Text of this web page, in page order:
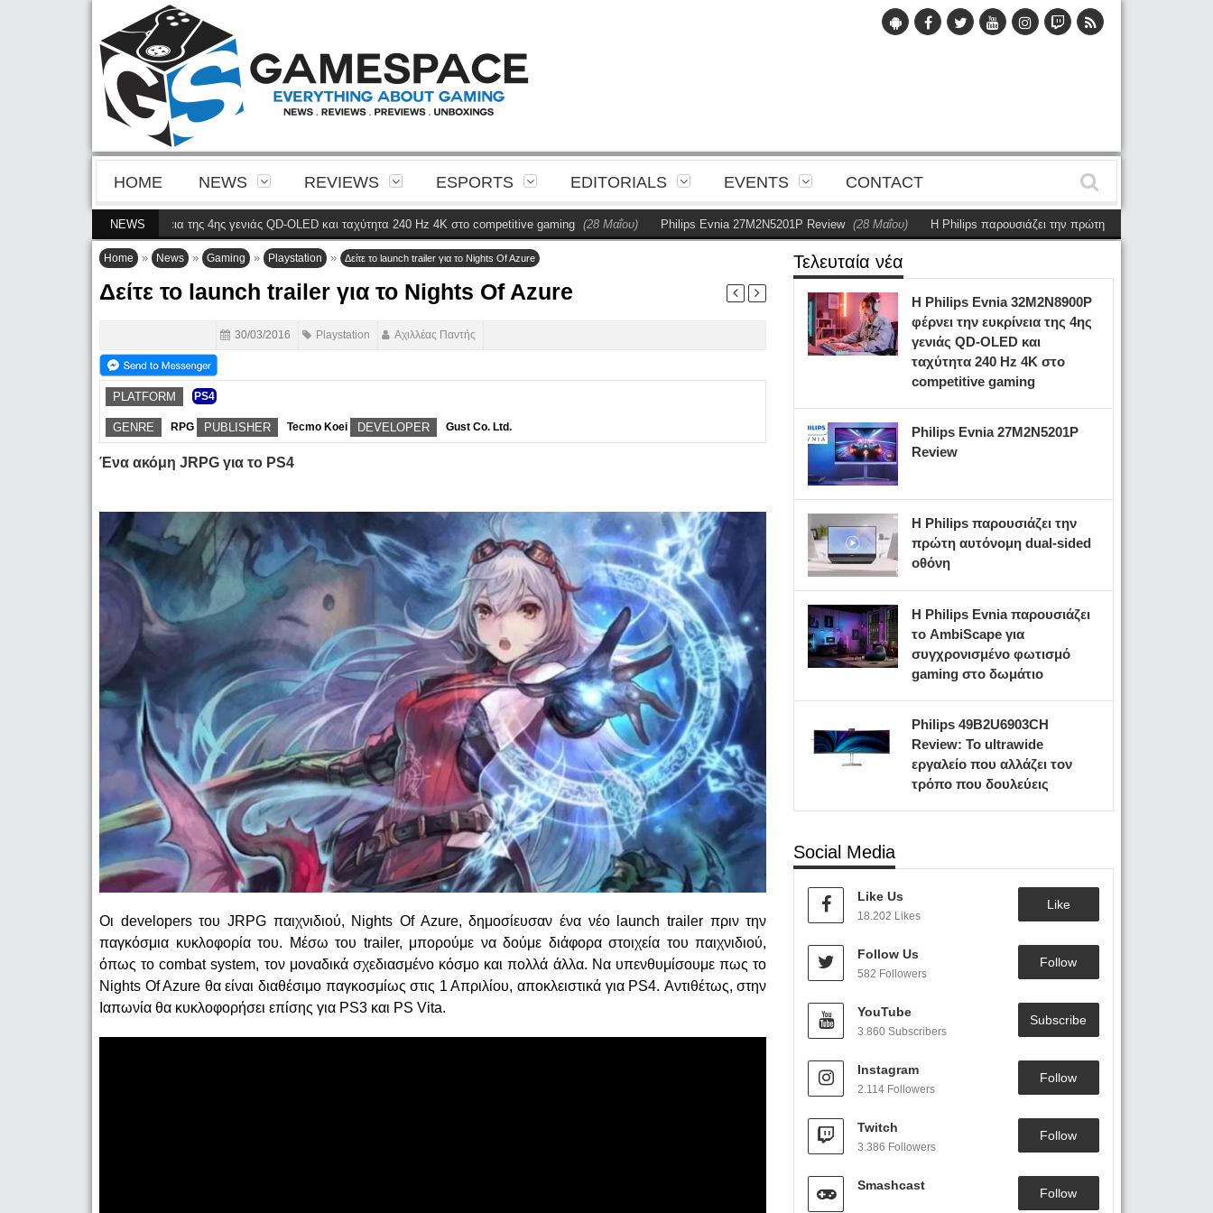
HOME NEWS REVIEWS ESPORTS EDITORIALS EVENTS CONTACT
NEWS
φέρνει την ευκρίνεια της 4ης γενιάς QD-OLED και ταχύτητα 240 Hz 4K στο competitive gaming (28 Μαΐου) Philips Evnia 27M2N5201P Review (28 Μαΐου) Η Philips παρουσιάζει την πρώτη αυτόνομη dual-sided οθόνη
Home » News » Gaming » Playstation » Δείτε το launch trailer για το Nights Of Azure
Δείτε το launch trailer για το Nights Of Azure
30/03/2016 Playstation Αχιλλέας Παντής
PLATFORM PS4
GENRE RPG PUBLISHER Tecmo Koei DEVELOPER Gust Co. Ltd.
Ένα ακόμη JRPG για το PS4
Οι developers του JRPG παιχνιδιού, Nights Of Azure, δημοσίευσαν ένα νέο launch trailer πριν την
παγκόσμια κυκλοφορία του. Μέσω του trailer, μπορούμε να δούμε διάφορα στοιχεία του παιχνιδιού,
όπως το combat system, τον μοναδικά σχεδιασμένο κόσμο και πολλά άλλα. Να υπενθυμίσουμε πως το
Nights Of Azure θα είναι διαθέσιμο παγκοσμίως στις 1 Απριλίου, αποκλειστικά για PS4. Αντιθέτως, στην
Ιαπωνία θα κυκλοφορήσει επίσης για PS3 και PS Vita.
Τελευταία νέα
Η Philips Evnia 32M2N8900P
φέρνει την ευκρίνεια της 4ης
γενιάς QD-OLED και
ταχύτητα 240 Hz 4K στο
competitive gaming
Philips Evnia 27M2N5201P
Review
Η Philips παρουσιάζει την
πρώτη αυτόνομη dual-sided
οθόνη
Η Philips Evnia παρουσιάζει
το AmbiScape για
συγχρονισμένο φωτισμό
gaming στο δωμάτιο
Philips 49B2U6903CH
Review: Το ultrawide
εργαλείο που αλλάζει τον
τρόπο που δουλεύεις
Social Media
Like Us
18.202 Likes
Like
Follow Us
582 Followers
Follow
YouTube
3.860 Subscribers
Subscribe
Instagram
2.114 Followers
Follow
Twitch
3.386 Followers
Follow
Smashcast
Follow